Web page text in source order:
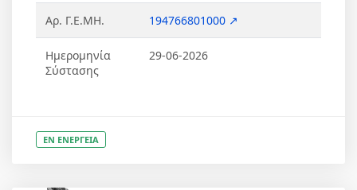
Αρ. Γ.Ε.ΜΗ. 194766801000 ↗
Ημερομηνία
Σύστασης
29-06-2026
ΕΝ ΕΝΕΡΓΕΙΑ